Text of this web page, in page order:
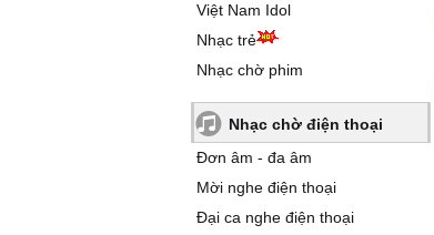
Việt Nam Idol
Nhạc trẻ
Nhạc chờ phim
Nhạc chờ điện thoại
Đơn âm - đa âm
Mời nghe điện thoại
Đại ca nghe điện thoại